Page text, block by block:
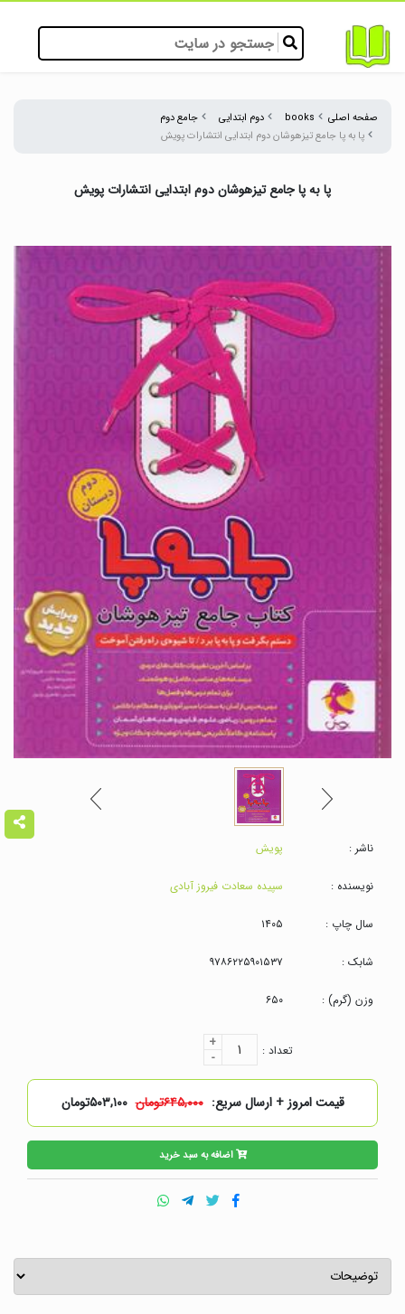
صفحه اصلی books دوم ابتدایی
جامع دوم
پا به پا جامع تیزهوشان دوم ابتدایی انتشارات پویش
پا به پا جامع تیزهوشان دوم ابتدایی انتشارات پویش
ناشر : پویش
نویسنده : سپیده سعادت فیروز آبادی
سال چاپ : ۱۴۰۵
شابک : ۹۷۸۶۲۲۵۹۰۱۵۳۷
وزن (گرم) : ۶۵۰
تعداد : ۱
+
-
قیمت امروز + ارسال سریع: ۶۴۵,۰۰۰تومان ۵۰۳,۱۰۰تومان
اضافه به سبد خرید